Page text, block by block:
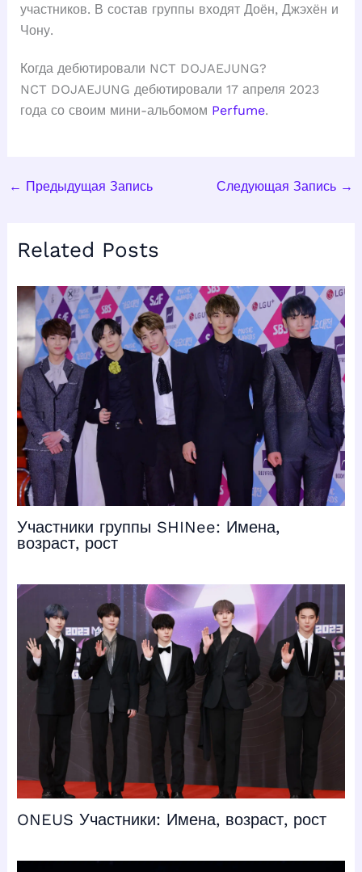
участников. В состав группы входят Доён, Джэхён и
Чону.
Когда дебютировали NCT DOJAEJUNG?
NCT DOJAEJUNG дебютировали 17 апреля 2023
года со своим мини-альбомом Perfume.
← Предыдущая Запись Следующая Запись →
Related Posts
Участники группы SHINee: Имена,
возраст, рост
ONEUS Участники: Имена, возраст, рост